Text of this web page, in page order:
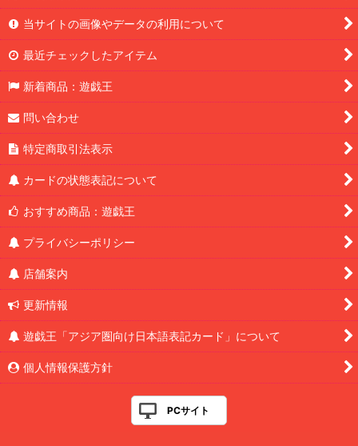
当サイトの画像やデータの利用について
最近チェックしたアイテム
新着商品：遊戯王
問い合わせ
特定商取引法表示
カードの状態表記について
おすすめ商品：遊戯王
プライバシーポリシー
店舗案内
更新情報
遊戯王「アジア圏向け日本語表記カード」について
個人情報保護方針
PCサイト